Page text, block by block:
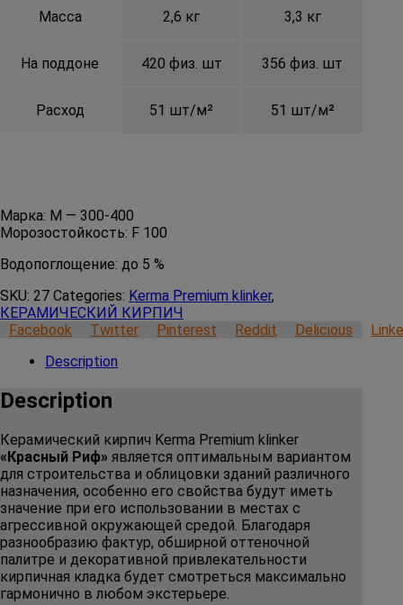
Масса
На поддоне
Расход
2,6 кг
420 физ. шт
51 шт/м²
3,3 кг
356 физ. шт
51 шт/м²
Марка: М — 300-400
Морозостойкость: F 100
Водопоглощение: до 5 %
SKU: 27 Categories: Kerma Premium klinker,
КЕРАМИЧЕСКИЙ КИРПИЧ
Facebook
Twitter Pinterest Reddit Delicious
Description
Description
Керамический кирпич Kerma Premium klinker
«Красный Риф» является оптимальным вариантом
для строительства и облицовки зданий различного
назначения, особенно его свойства будут иметь
значение при его использовании в местах с
агрессивной окружающей средой. Благодаря
разнообразию фактур, обширной оттеночной
палитре и декоративной привлекательности
кирпичная кладка будет смотреться максимально
гармонично в любом экстерьере.